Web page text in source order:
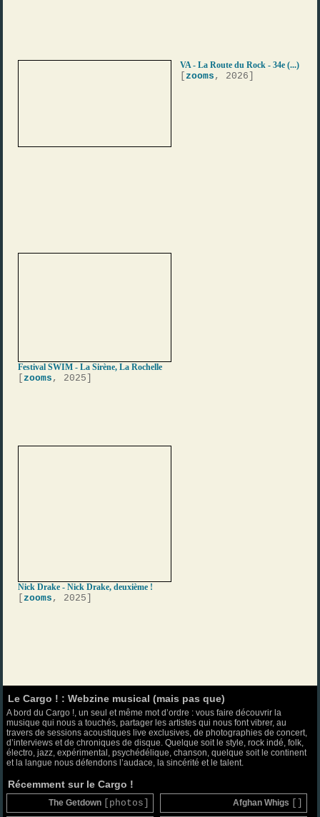
VA - La Route du Rock - 34e (...)
[zooms , 2026]
Festival SWIM - La Sirène, La Rochelle
[zooms , 2025]
Nick Drake - Nick Drake, deuxième !
[zooms , 2025]
Le Cargo ! : Webzine musical (mais pas que)
A bord du Cargo !, un seul et même mot d’ordre : vous faire découvrir la
musique qui nous a touchés, partager les artistes qui nous font vibrer, au
travers de sessions acoustiques live exclusives, de photographies de concert,
d’interviews et de chroniques de disque. Quelque soit le style, rock indé, folk,
électro, jazz, expérimental, psychédélique, chanson, quelque soit le continent
et la langue nous défendons l’audace, la sincérité et le talent.
Récemment sur le Cargo !
The Getdown [photos] Afghan Whigs